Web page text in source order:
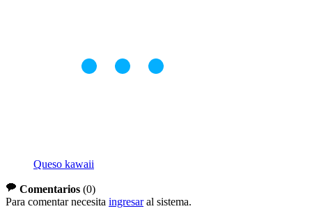
Queso kawaii
Comentarios (0)
Para comentar necesita ingresaral sistema.